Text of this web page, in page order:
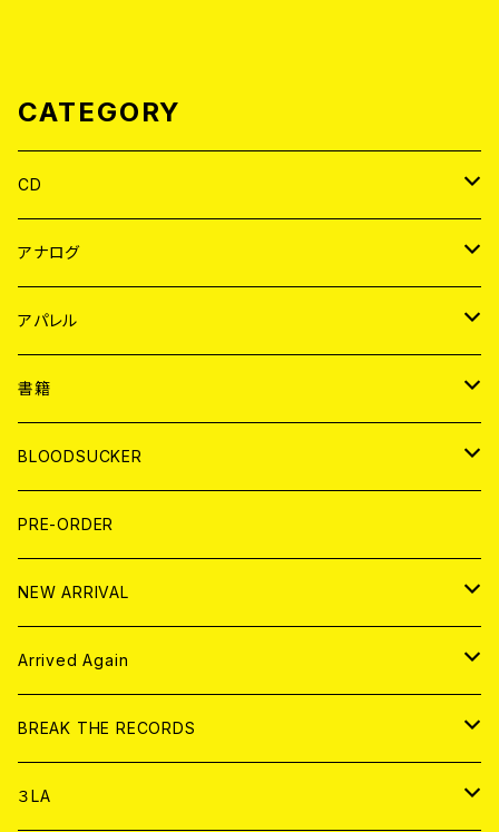
CATEGORY
CD
JAPAN
WORLD
アナログ
JAPAN
７EP
LP
WORLD
7EP
LP
アパレル
JAPAN
T-shirt
HOOD
WORLD
T-shirt
HOOD
書籍
MAGAZINE
BOLLOCKS
EL ZINE
写真集 (PHOTOBOOK)
BLOODSUCKER
CD
アナログ
アパレル
書籍
DIGITAL CONTENTS
PRE-ORDER
NEW ARRIVAL
CD
アナログ
Arrived Again
CD
アナログ
BREAK THE RECORDS
CD
３LA